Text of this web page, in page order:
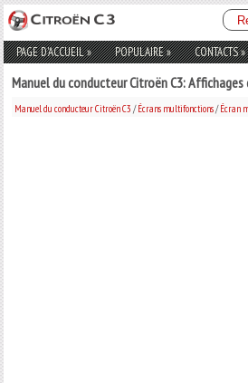
PAGE D'ACCUEIL» POPULAIRE» CONTACTS»
Manuel du conducteur Citroën C3: Affichages
Manuel du conducteur Citroën C3 /Écrans multifonctions/Écran